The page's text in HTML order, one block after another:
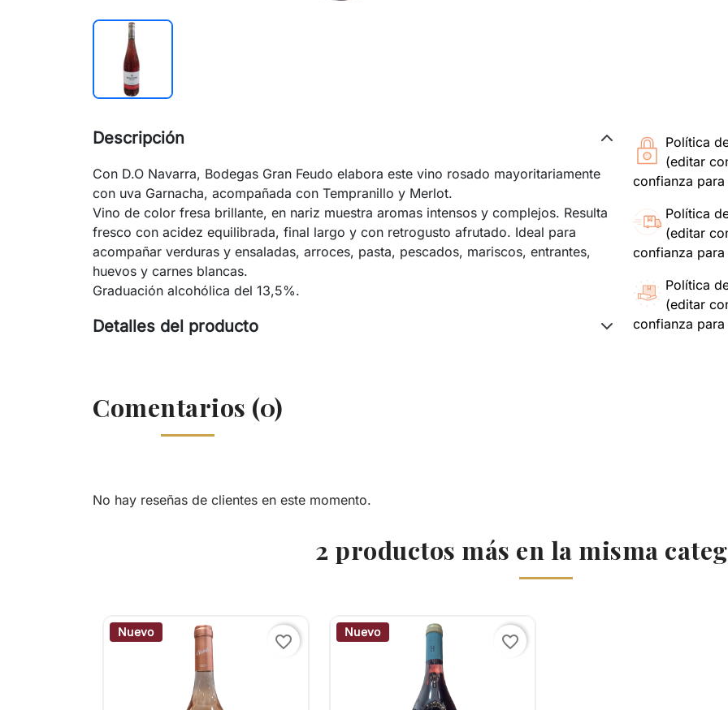
Política
(editar
confianza
Política
(editar
confianza
Política
(editar
confianza
Descripción
Con D.O Navarra, Bodegas Gran Feudo elabora este vino rosado mayoritariamente
con uva Garnacha, acompañada con Tempranillo y Merlot.
Vino de color fresa brillante, en nariz muestra aromas intensos y complejos. Resulta
fresco con acidez equilibrada, final largo y con retrogusto afrutado. Ideal para
acompañar verduras y ensaladas, arroces, pasta, pescados, mariscos, entrantes,
huevos y carnes blancas.
Graduación alcohólica del 13,5%.
Detalles del producto
Comentarios (0)
No hay reseñas de clientes en este momento.
2 productos más en la misma
Nuevo
favorite_border
Nuevo
favorite_border